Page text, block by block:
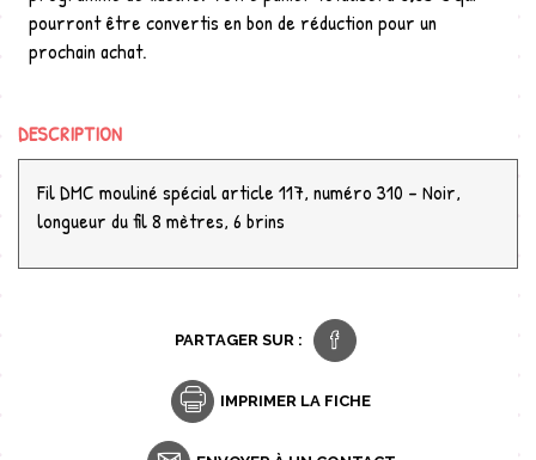
pourront être convertis en bon de réduction pour un
prochain achat.
DESCRIPTION
Fil DMC mouliné spécial article 117, numéro 310 - Noir,
longueur du fil 8 mètres, 6 brins
PARTAGER SUR :
IMPRIMER LA FICHE